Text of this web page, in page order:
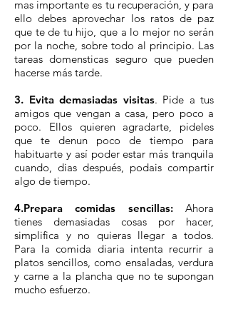
mas importante es tu recuperación, y para
ello debes aprovechar los ratos de paz
que te de tu hijo, que a lo mejor no serán
por la noche, sobre todo al principio. Las
tareas domensticas seguro que pueden
hacerse más tarde.
3. Evita demasiadas visitas. Pide a tus
amigos que vengan a casa, pero poco a
poco. Ellos quieren agradarte, pideles
que te denun poco de tiempo para
habituarte y así poder estar más tranquila
cuando, dias después, podais compartir
algo de tiempo.
4.Prepara comidas sencillas:Ahora
tienes demasiadas cosas por hacer,
simplifica y no quieras llegar a todos.
Para la comida diaria intenta recurrir a
platos sencillos, como ensaladas, verdura
y carne a la plancha que no te supongan
mucho esfuerzo.